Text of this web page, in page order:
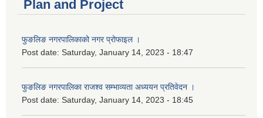
Plan and Project
फुङलिङ नगरपालिकाको नगर प्रोफाइल ।
Post date: Saturday, January 14, 2023 - 18:47
फुङलिङ नगरपालिका राजश्व सम्भाव्यता अध्ययन प्रतिवेदन ।
Post date: Saturday, January 14, 2023 - 18:45